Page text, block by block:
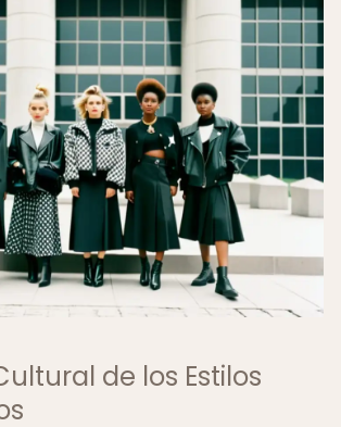
de los Estilos